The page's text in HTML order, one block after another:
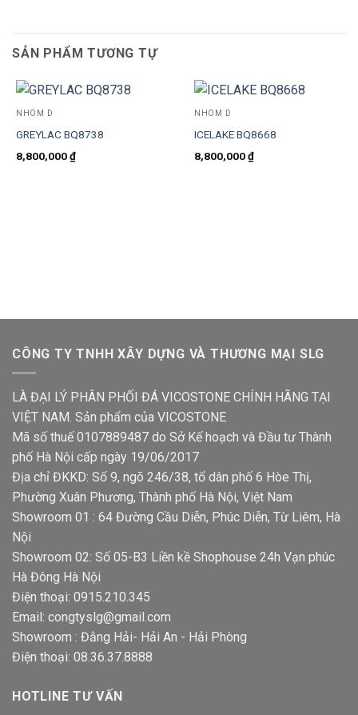
SẢN PHẨM TƯƠNG TỰ
NHÓM D
GREYLAC BQ8738
8,800,000₫
NHÓM D
ICELAKE BQ8668
8,800,000₫
CÔNG TY TNHH XÂY DỰNG VÀ THƯƠNG MẠI SLG
LÀ ĐẠI LÝ PHÂN PHỐI ĐÁ VICOSTONE CHÍNH HÃNG TẠI
VIỆT NAM. Sản phẩm của VICOSTONE
Mã số thuế 0107889487 do Sở Kế hoạch và Đầu tư Thành
phố Hà Nội cấp ngày 19/06/2017
Địa chỉ ĐKKD: Số 9, ngõ 246/38, tổ dân phố 6 Hòe Thị,
Phường Xuân Phương, Thành phố Hà Nội, Việt Nam
Showroom 01 : 64 Đường Cầu Diễn, Phúc Diễn, Từ Liêm, Hà
Nội
Showroom 02: Số 05-B3 Liền kề Shophouse 24h Vạn phúc
Hà Đông Hà Nội
Điện thoại: 0915.210.345
Email: congtyslg@gmail.com
Showroom : Đằng Hải- Hải An - Hải Phòng
Điện thoại: 08.36.37.8888
HOTLINE TƯ VẤN